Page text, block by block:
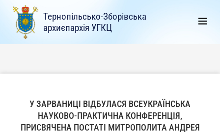
Тернопільсько-Зборівська
архиєпархія УГКЦ
У ЗАРВАНИЦІ ВІДБУЛАСЯ ВСЕУКРАЇНСЬКА
НАУКОВО-ПРАКТИЧНА КОНФЕРЕНЦІЯ,
ПРИСВЯЧЕНА ПОСТАТІ МИТРОПОЛИТА АНДРЕЯ